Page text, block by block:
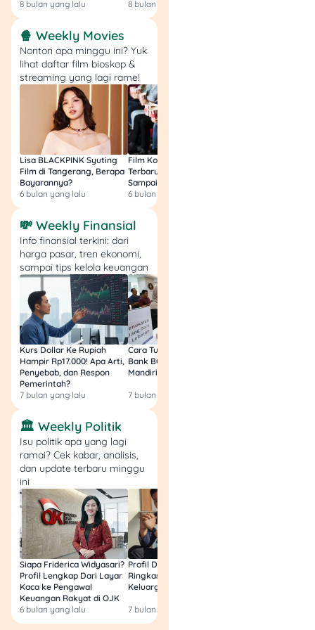
Antam, atau platform
emas digital.
Cek dan Pantau
harga emas terbaru
biar tahu patokan
beli.
Jangan tergiur harga
miring, Kalau
harganya jauh dari
pasar, bisa jadi
bukan emas asli.
Minta sertifikat,
terutama buat emas
penting buat bukti
dan jual ulang.
Rekomendasi
Produk
Amar Bank
Tunaiku
Bunga
3% - 5% per bulan
Pencairan Maksimum
Rp30.000.000
Tenor
6 - 30 bulan
Jadi, Udah Siap Jadi
8 bulan yang lalu 8 bulan yang lalu
🍿 Weekly Movies
Nonton apa minggu ini? Yuk
lihat daftar film bioskop &
streaming yang lagi rame!
Lisa BLACKPINK Syuting
Film di Tangerang, Berapa
Bayarannya?
6 bulan yang lalu
Film Komedi Indonesia
Terbaru 2026, Siap Ngakak
Sampai Sakit Perut!
6 bulan yang lalu
💸 Weekly Finansial
Info finansial terkini: dari
harga pasar, tren ekonomi,
sampai tips kelola keuangan
Kurs Dollar Ke Rupiah
Hampir Rp17.000! Apa Arti,
Penyebab, dan Respon
Pemerintah?
7 bulan yang lalu
Cara Tukar Uang Baru di
Bank BCA (Umum, BNI,
Mandiri, BRI, dan BSI) 2026!
7 bulan yang lalu
🏛️ Weekly Politik
Isu politik apa yang lagi
ramai? Cek kabar, analisis,
dan update terbaru minggu
ini
Siapa Friderica Widyasari?
Profil Lengkap Dari Layar
Kaca ke Pengawal
Keuangan Rakyat di OJK
6 bulan yang lalu
Profil Darma Mangkuluhur:
Ringkas Latar Belakang
Keluarga dan Bisnisnya
7 bulan yang lalu